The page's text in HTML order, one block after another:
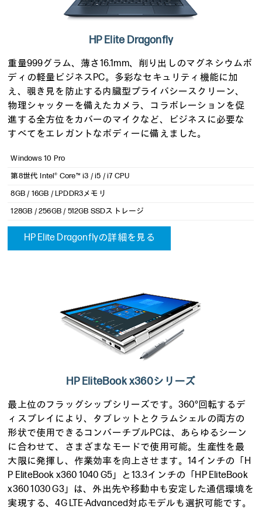
HP Elite Dragonfly
重量999グラム、薄さ16.1mm、削り出しのマグネシウムボ
ディの軽量ビジネスPC。多彩なセキュリティ機能に加
え、覗き見を防止する内臓型プライバシースクリーン、
物理シャッターを備えたカメラ、コラボレーションを促
進する全方位をカバーのマイクなど、ビジネスに必要な
すべてをエレガントなボディーに備えました。
Windows 10 Pro
第8世代 Intel® Core™ i3 / i5 / i7 CPU
8GB / 16GB / LPDDR3メモリ
128GB / 256GB / 512GB SSDストレージ
HP Elite Dragonflyの詳細を見る
HP EliteBook x360シリーズ
最上位のフラッグシップシリーズです。360°回転するデ
ィスプレイにより、タブレットとクラムシェルの両方の
形状で使用できるコンバーチブルPCは、あらゆるシーン
に合わせて、さまざまなモードで使用可能。生産性を最
大限に発揮し、作業効率を向上させます。14インチの「H
P EliteBook x360 1040 G5」と13.3インチの「HP EliteBook
x360 1030 G3」は、外出先や移動中も安定した通信環境を
実現する、4G LTE-Advanced対応モデルも選択可能です。